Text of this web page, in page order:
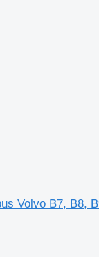
Volvo B7, B8,